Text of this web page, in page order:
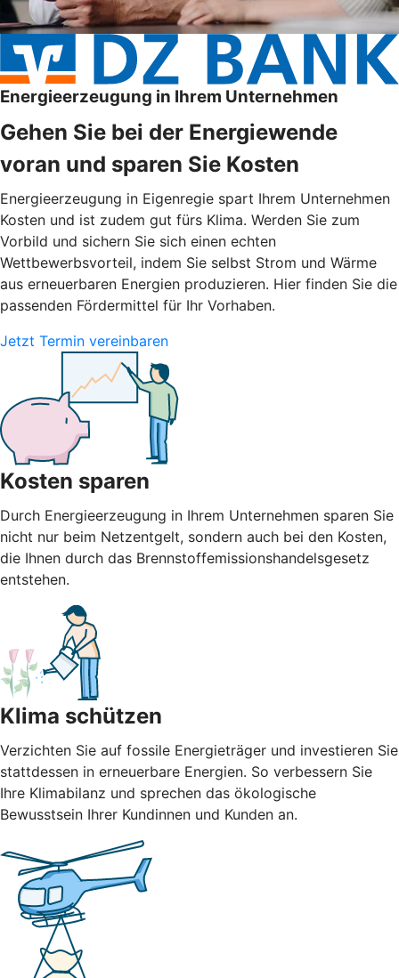
Energieerzeugung in Ihrem Unternehmen
Gehen Sie bei der Energiewende
voran und sparen Sie Kosten
Energieerzeugung in Eigenregie spart Ihrem Unternehmen
Kosten und ist zudem gut fürs Klima. Werden Sie zum
Vorbild und sichern Sie sich einen echten
Wettbewerbsvorteil, indem Sie selbst Strom und Wärme
aus erneuerbaren Energien produzieren. Hier finden Sie die
passenden Fördermittel für Ihr Vorhaben.
Jetzt Termin vereinbaren
Kosten sparen
Durch Energieerzeugung in Ihrem Unternehmen sparen Sie
nicht nur beim Netzentgelt, sondern auch bei den Kosten,
die Ihnen durch das Brennstoffemissionshandelsgesetz
entstehen.
Klima schützen
Verzichten Sie auf fossile Energieträger und investieren Sie
stattdessen in erneuerbare Energien. So verbessern Sie
Ihre Klimabilanz und sprechen das ökologische
Bewusstsein Ihrer Kundinnen und Kunden an.